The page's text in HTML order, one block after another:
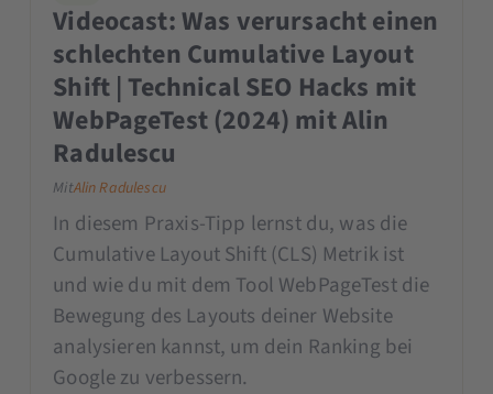
Videocast: Was verursacht einen
schlechten Cumulative Layout
Shift | Technical SEO Hacks mit
WebPageTest (2024) mit Alin
Radulescu
MitAlin Radulescu
In diesem Praxis-Tipp lernst du, was die
Cumulative Layout Shift (CLS) Metrik ist
und wie du mit dem Tool WebPageTest die
Bewegung des Layouts deiner Website
analysieren kannst, um dein Ranking bei
Google zu verbessern.